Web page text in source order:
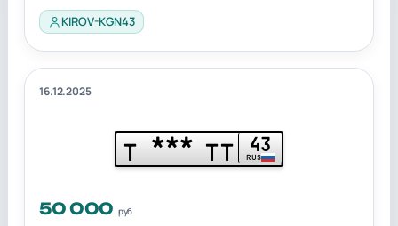
KIROV-KGN43
16.12.2025
Т *** ТТ 43
RUS
50 000 руб